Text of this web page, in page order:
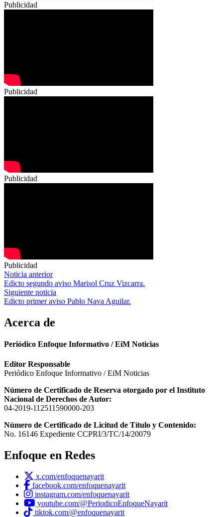
Publicidad
Publicidad
Publicidad
Publicidad
Navegación
de
entradas
Noticia anterior
Edicto segundo aviso Marisol Cruz Vizcarra.
Siguiente noticia
Edicto primer aviso Pablo Nava Aguilar.
Acerca de
Periódico Enfoque Informativo / EiM Noticias
Editor Responsable
Periódico Enfoque Informativo / EiM Noticias
Número de Certificado de Reserva otorgado por el Instituto
Nacional de Derechos de Autor:
04-2019-112511590000-203
Número de Certificado de Licitud de Título y Contenido:
No. 16146 Expediente CCPRI/3/TC/14/20079
Enfoque en Redes
x.com/enfoquenayarit
facebook.com/enfoquenayarit
instagram.com/enfoquenayarit
youtube.com/@PeriodicoEnfoqueNayarit
tiktok.com/@enfoquenayarit